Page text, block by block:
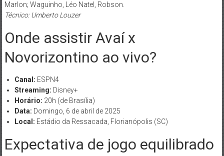
Marlon; Waguinho, Léo Natel, Robson.
Técnico: Umberto Louzer
Onde assistir Avaí x
Novorizontino ao vivo?
Canal: ESPN4
Streaming: Disney+
Horário: 20h (de Brasília)
Data: Domingo, 6 de abril de 2025
Local: Estádio da Ressacada, Florianópolis (SC)
Expectativa de jogo equilibrado